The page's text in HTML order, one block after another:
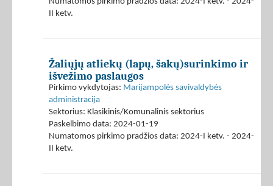
II ketv.
Žaliųjų atliekų (lapų, šakų)surinkimo ir
išvežimo paslaugos
Pirkimo vykdytojas: Marijampolės savivaldybės
administracija
Sektorius: Klasikinis/Komunalinis sektorius
Paskelbimo data: 2024-01-19
Numatomos pirkimo pradžios data: 2024-I ketv. - 2024-
II ketv.